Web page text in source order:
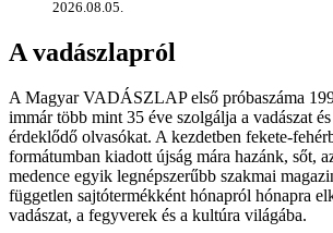
2026.08.05.
A vadászlapról
A Magyar VADÁSZLAP első próbaszáma
immár több mint 35 éve szolgálja a vadászat
érdeklődő olvasókat. A kezdetben fekete-
formátumban kiadott újság mára hazánk, sőt,
medence egyik legnépszerűbb szakmai
független sajtótermékként hónapról hónapra
vadászat, a fegyverek és a kultúra világába.